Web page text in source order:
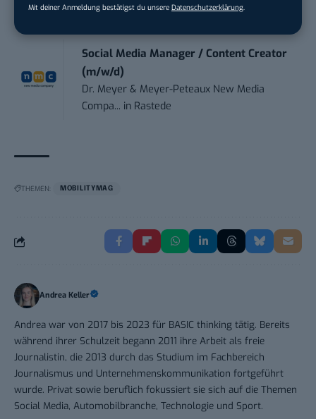
Mit deiner Anmeldung bestätigst du unsere Datenschutzerklärung
Wasserfac...inBonn
Social Media Manager / Content Creator
(m/w/d)
Dr. Meyer & Meyer-Peteaux New Media
Compa... in Rastede
THEMEN: MOBILITYMAG
Andrea Keller
Andrea war von 2017 bis 2023 für BASIC thinking tätig. Bereits
während ihrer Schulzeit begann 2011 ihre Arbeit als freie
Journalistin, die 2013 durch das Studium im Fachbereich
Journalismus und Unternehmenskommunikation fortgeführt
wurde. Privat sowie beruflich fokussiert sie sich auf die Themen
Social Media, Automobilbranche, Technologie und Sport.